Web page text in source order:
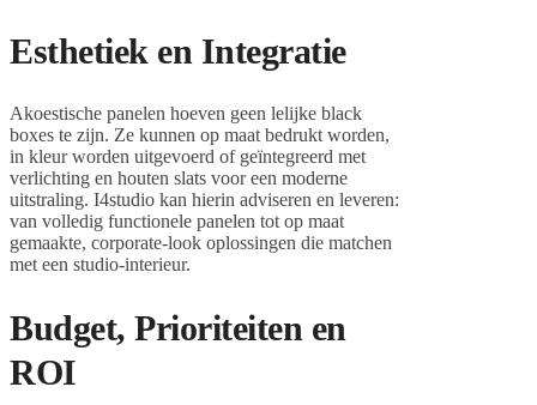
Esthetiek en Integratie
Akoestische panelen hoeven geen lelijke black
boxes te zijn. Ze kunnen op maat bedrukt worden,
in kleur worden uitgevoerd of geïntegreerd met
verlichting en houten slats voor een moderne
uitstraling. I4studio kan hierin adviseren en leveren:
van volledig functionele panelen tot op maat
gemaakte, corporate-look oplossingen die matchen
met een studio-interieur.
Budget, Prioriteiten en
ROI